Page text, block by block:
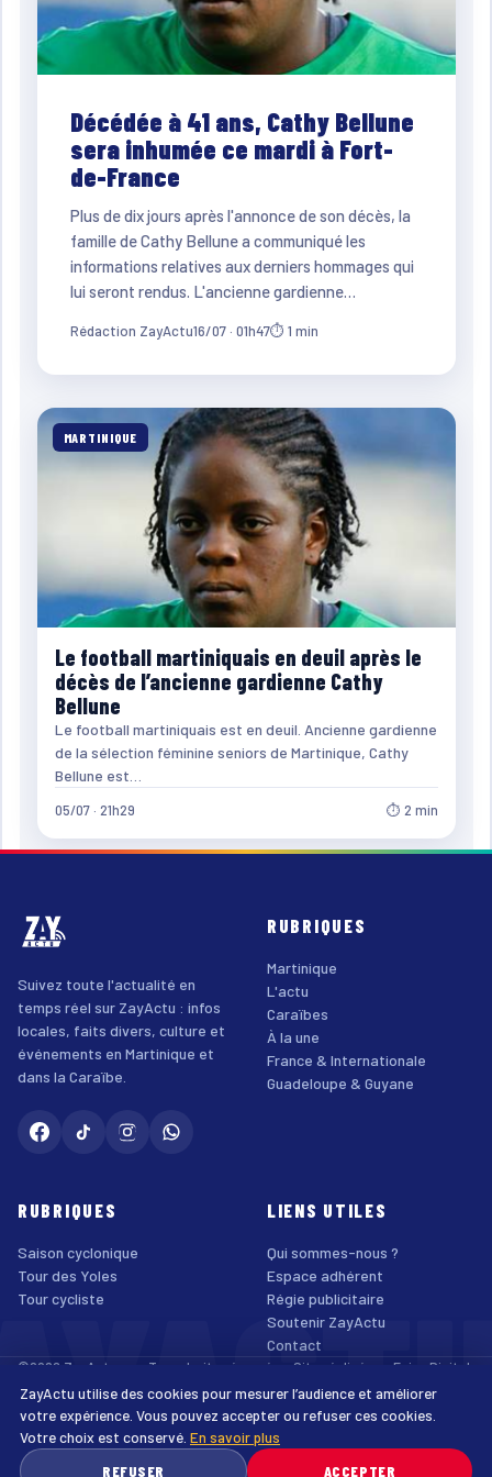
Décédée à 41 ans, Cathy Bellune
sera inhumée ce mardi à Fort-
de-France
Plus de dix jours après l'annonce de son décès, la
famille de Cathy Bellune a communiqué les
informations relatives aux derniers hommages qui
lui seront rendus. L'ancienne gardienne…
Rédaction ZayActu16/07 · 01h47⏱ 1 min
MARTINIQUE
Le football martiniquais en deuil après le
décès de l’ancienne gardienne Cathy
Bellune
Le football martiniquais est en deuil. Ancienne gardienne
de la sélection féminine seniors de Martinique, Cathy
Bellune est…
05/07 · 21h29 ⏱ 2 min
Suivez toute l'actualité en
temps réel sur ZayActu : infos
locales, faits divers, culture et
événements en Martinique et
dans la Caraïbe.
RUBRIQUES
Martinique
L'actu
Caraïbes
À la une
France & Internationale
Guadeloupe & Guyane
RUBRIQUES
Saison cyclonique
Tour des Yoles
Tour cycliste
LIENS UTILES
Qui sommes-nous ?
Espace adhérent
Régie publicitaire
Soutenir ZayActu
Contact
©2026 ZayActu.org. Tous droits réservés. · Site réalisé par Enjoy Digital
Agency
Mentions légales
Confidentialité Cookies Accessibilité
ZayActu utilise des cookies pour mesurer l’audience et améliorer
votre expérience. Vous pouvez accepter ou refuser ces cookies.
Votre choix est conservé. En savoir plus
REFUSER
ACCEPTER